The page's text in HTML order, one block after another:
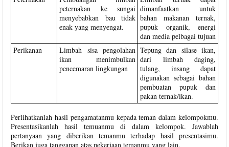
peternakan ke sungai
menyebabkan bau tidak
enak yang menyengat.
dimanfaatkan untuk
bahan makanan ternak,
pupuk organik, energi
dan media pelbagai tujuan
Perikanan
Limbah sisa pengolahan
ikan menimbulkan
pencemaran lingkungan
Tepung dan silase ikan,
dari limbah daging,
tulang, insang dapat
digunakan sebagai bahan
pembuatan pupuk dan
pakan ternak/ikan.
Perlihatkanlah hasil pengamatanmu kepada teman dalam kelompokmu.
Presentasikanlah hasil temuanmu di dalam kelompok. Jawablah
pertanyaan yang diberikan temanmu terhadap hasil presentasimu.
Berikan juga tanggapan atas pekerjaan temanmu yang lain.